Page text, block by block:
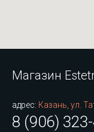
Магазин
адрес: Казань, ул.
8 (906)